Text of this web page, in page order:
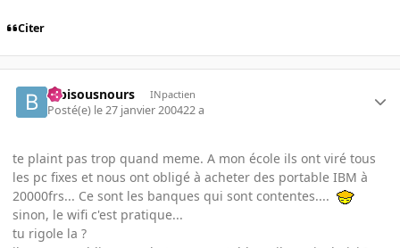
Citer
bibisousnours INpactien
Posté(e) le 27 janvier 200422 a
te plaint pas trop quand meme. A mon école ils ont viré tous
les pc fixes et nous ont obligé à acheter des portable IBM à
20000frs... Ce sont les banques qui sont contentes....
sinon, le wifi c'est pratique...
tu rigole la ?